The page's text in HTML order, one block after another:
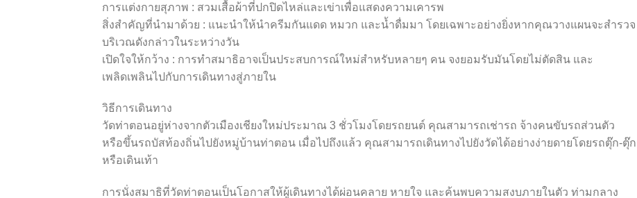
การแต่งกายสุภาพ : สวมเสื้อผ้าที่ปกปิดไหล่และเข่าเพื่อแสดงความเคารพ
สิ่งสำคัญที่นำมาด้วย : แนะนำให้นำครีมกันแดด หมวก และน้ำดื่มมา โดยเฉพาะอย่างยิ่งหากคุณวางแผนจะสำรวจ
บริเวณดังกล่าวในระหว่างวัน
เปิดใจให้กว้าง : การทำสมาธิอาจเป็นประสบการณ์ใหม่สำหรับหลายๆ คน จงยอมรับมันโดยไม่ตัดสิน และ
เพลิดเพลินไปกับการเดินทางสู่ภายใน
วิธีการเดินทาง
วัดท่าตอนอยู่ห่างจากตัวเมืองเชียงใหม่ประมาณ 3 ชั่วโมงโดยรถยนต์ คุณสามารถเช่ารถ จ้างคนขับรถส่วนตัว
หรือขึ้นรถบัสท้องถิ่นไปยังหมู่บ้านท่าตอน เมื่อไปถึงแล้ว คุณสามารถเดินทางไปยังวัดได้อย่างง่ายดายโดยรถตุ๊ก-ตุ๊ก
หรือเดินเท้า
การนั่งสมาธิที่วัดท่าตอนเป็นโอกาสให้ผู้เดินทางได้ผ่อนคลาย หายใจ และค้นพบความสงบภายในตัว ท่ามกลาง